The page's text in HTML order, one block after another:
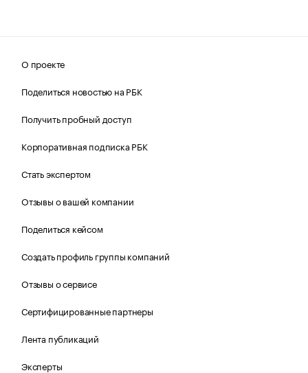
О проекте
Поделиться новостью на РБК
Получить пробный доступ
Корпоративная подписка РБК
Стать экспертом
Отзывы о вашей компании
Поделиться кейсом
Создать профиль группы компаний
Отзывы о сервисе
Сертифицированные партнеры
Лента публикаций
Эксперты